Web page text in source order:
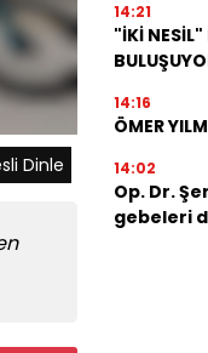
Dinle
14:21
"İKİ
14:16
ÖMER
14:02
Op. Dr.
gebeleri